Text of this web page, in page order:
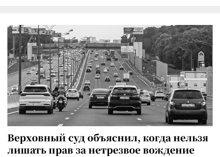
Верховный суд объяснил, когда нельзя
лишать прав за нетрезвое вождение